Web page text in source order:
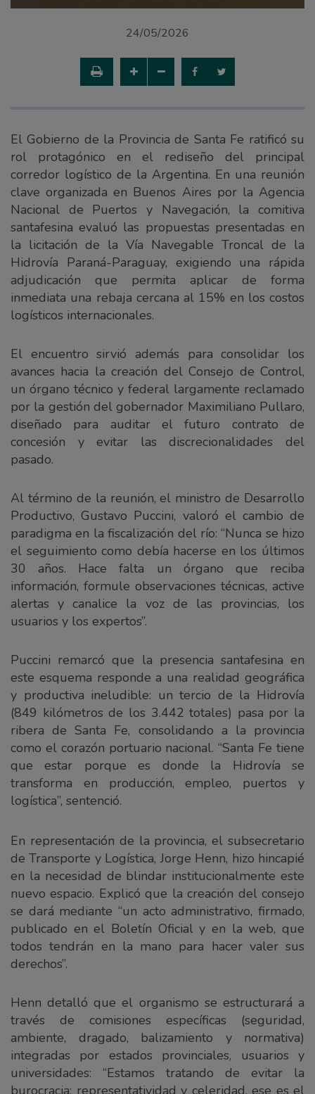
24/05/2026
El Gobierno de la Provincia de Santa Fe ratificó su
rol protagónico en el rediseño del principal
corredor logístico de la Argentina. En una reunión
clave organizada en Buenos Aires por la Agencia
Nacional de Puertos y Navegación, la comitiva
santafesina evaluó las propuestas presentadas en
la licitación de la Vía Navegable Troncal de la
Hidrovía Paraná-Paraguay, exigiendo una rápida
adjudicación que permita aplicar de forma
inmediata una rebaja cercana al 15% en los costos
logísticos internacionales.
El encuentro sirvió además para consolidar los
avances hacia la creación del Consejo de Control,
un órgano técnico y federal largamente reclamado
por la gestión del gobernador Maximiliano Pullaro,
diseñado para auditar el futuro contrato de
concesión y evitar las discrecionalidades del
pasado.
Al término de la reunión, el ministro de Desarrollo
Productivo, Gustavo Puccini, valoró el cambio de
paradigma en la fiscalización del río: “Nunca se hizo
el seguimiento como debía hacerse en los últimos
30 años. Hace falta un órgano que reciba
información, formule observaciones técnicas, active
alertas y canalice la voz de las provincias, los
usuarios y los expertos”.
Puccini remarcó que la presencia santafesina en
este esquema responde a una realidad geográfica
y productiva ineludible: un tercio de la Hidrovía
(849 kilómetros de los 3.442 totales) pasa por la
ribera de Santa Fe, consolidando a la provincia
como el corazón portuario nacional. “Santa Fe tiene
que estar porque es donde la Hidrovía se
transforma en producción, empleo, puertos y
logística”, sentenció.
En representación de la provincia, el subsecretario
de Transporte y Logística, Jorge Henn, hizo hincapié
en la necesidad de blindar institucionalmente este
nuevo espacio. Explicó que la creación del consejo
se dará mediante “un acto administrativo, firmado,
publicado en el Boletín Oficial y en la web, que
todos tendrán en la mano para hacer valer sus
derechos”.
Henn detalló que el organismo se estructurará a
través de comisiones específicas (seguridad,
ambiente, dragado, balizamiento y normativa)
integradas por estados provinciales, usuarios y
universidades: “Estamos tratando de evitar la
burocracia: representatividad y celeridad, ese es el